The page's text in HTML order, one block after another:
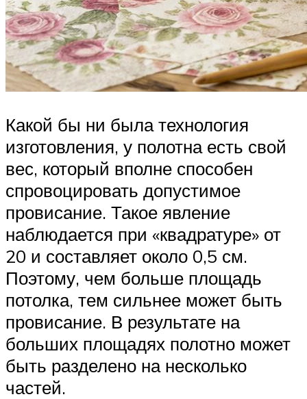
Какой бы ни была технология
изготовления, у полотна есть свой
вес, который вполне способен
спровоцировать допустимое
провисание. Такое явление
наблюдается при «квадратуре» от
20 и составляет около 0,5 см.
Поэтому, чем больше площадь
потолка, тем сильнее может быть
провисание. В результате на
больших площадях полотно может
быть разделено на несколько
частей.